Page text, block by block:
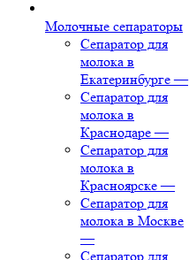
Молочные сепараторы
Сепаратор для
молока в
Екатеринбурге —
Сепаратор для
молока в
Краснодаре —
Сепаратор для
молока в
Красноярске —
Сепаратор для
молока в Москве
—
Сепаратор для